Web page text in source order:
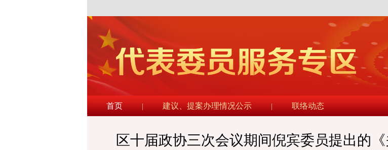
首页 建议、提案办理情况公示 联络动态
区十届政协三次会议期间倪宾委员提出的